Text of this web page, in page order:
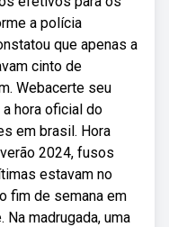
a polícia
que apenas a
cinto de
Webacerte seu
hora oficial do
em brasil. Hora
2024, fusos
estavam no
fim de semana em
madrugada, uma